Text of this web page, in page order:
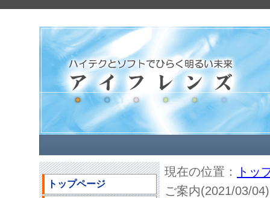
現在の位置：
トッ
ご案内(2021/03/04)
トップページ